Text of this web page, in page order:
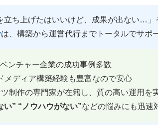
立ち上げたはいいけど、成果が出ない…
は、構築から運営代行までトータルでサポ
ンチャー企業の成功事例多数
メディア構築経験も豊富なので安心
制作の専門家が在籍し、質の高い運用を
い” “ノウハウがない”などの悩みにも迅速